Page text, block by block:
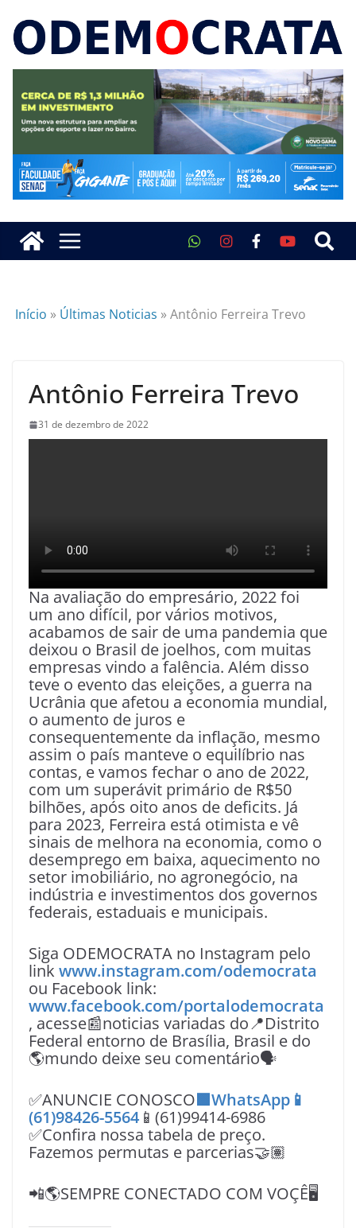
Início » Últimas Noticias »Antônio Ferreira Trevo
Antônio Ferreira Trevo
31 de dezembro de 2022
Na avaliação do empresário, 2022 foi
um ano difícil, por vários motivos,
acabamos de sair de uma pandemia que
deixou o Brasil de joelhos, com muitas
empresas vindo a falência. Além disso
teve o evento das eleições, a guerra na
Ucrânia que afetou a economia mundial,
o aumento de juros e
consequentemente da inflação, mesmo
assim o país manteve o equilíbrio nas
contas, e vamos fechar o ano de 2022,
com um superávit primário de R$50
bilhões, após oito anos de deficits. Já
para 2023, Ferreira está otimista e vê
sinais de melhora na economia, como o
desemprego em baixa, aquecimento no
setor imobiliário, no agronegócio, na
indústria e investimentos dos governos
federais, estaduais e municipais.
Siga ODEMOCRATA no Instagram pelo
link www.instagram.com/odemocrata
ou Facebook link:
www.facebook.com/portalodemocrata
, acesse📰noticias variadas do📍Distrito
Federal entorno de Brasília, Brasil e do
🌎mundo deixe seu comentário🗣
✅ANUNCIE CONOSCO🟩WhatsApp📱
(61)98426-5564 📱(61)99414-6986
✅Confira nossa tabela de preço.
Fazemos permutas e parcerias🤝🏽
📲🌎SEMPRE CONECTADO COM VOÇÊ🖥️